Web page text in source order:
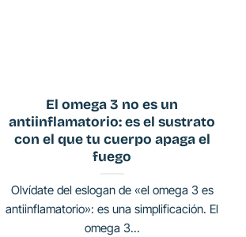
El omega 3 no es un
antiinflamatorio: es el sustrato
con el que tu cuerpo apaga el
fuego
Olvídate del eslogan de «el omega 3 es
antiinflamatorio»: es una simplificación. El
omega 3...